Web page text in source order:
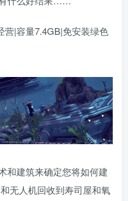
和建筑来确定您将如何建
无人机回收到寿司屋和氧